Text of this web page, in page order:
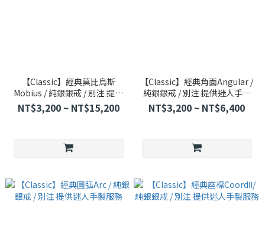
【Classic】經典莫比烏斯
Mobius / 純銀銀戒 / 別注 提供
迷人手製服務
NT$3,200 ~ NT$15,200
【Classic】經典角面Angular /
純銀銀戒 / 別注 提供迷人手製
服務
NT$3,200 ~ NT$6,400